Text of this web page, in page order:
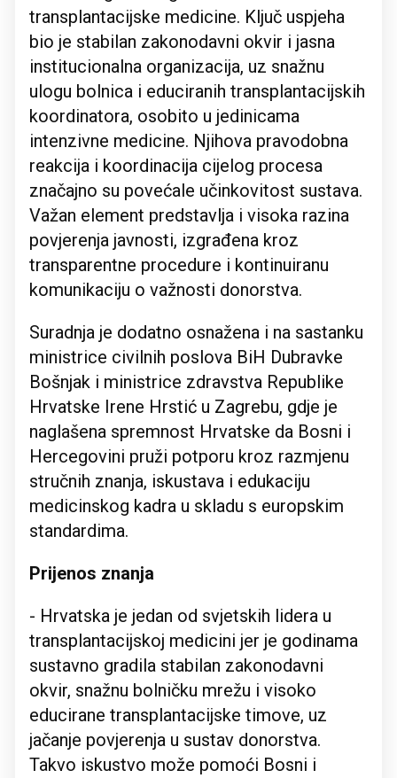
transplantacijske medicine. Ključ uspjeha
bio je stabilan zakonodavni okvir i jasna
institucionalna organizacija, uz snažnu
ulogu bolnica i educiranih transplantacijskih
koordinatora, osobito u jedinicama
intenzivne medicine. Njihova pravodobna
reakcija i koordinacija cijelog procesa
značajno su povećale učinkovitost sustava.
Važan element predstavlja i visoka razina
povjerenja javnosti, izgrađena kroz
transparentne procedure i kontinuiranu
komunikaciju o važnosti donorstva.
Suradnja je dodatno osnažena i na sastanku
ministrice civilnih poslova BiH Dubravke
Bošnjak i ministrice zdravstva Republike
Hrvatske Irene Hrstić u Zagrebu, gdje je
naglašena spremnost Hrvatske da Bosni i
Hercegovini pruži potporu kroz razmjenu
stručnih znanja, iskustava i edukaciju
medicinskog kadra u skladu s europskim
standardima.
Prijenos znanja
- Hrvatska je jedan od svjetskih lidera u
transplantacijskoj medicini jer je godinama
sustavno gradila stabilan zakonodavni
okvir, snažnu bolničku mrežu i visoko
educirane transplantacijske timove, uz
jačanje povjerenja u sustav donorstva.
Takvo iskustvo može pomoći Bosni i